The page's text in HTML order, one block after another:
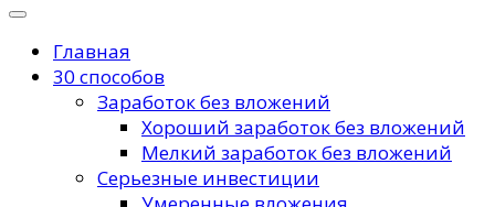
Главная
30 способов
Заработок без вложений
Хороший заработок без вложений
Мелкий заработок без вложений
Серьезные инвестиции